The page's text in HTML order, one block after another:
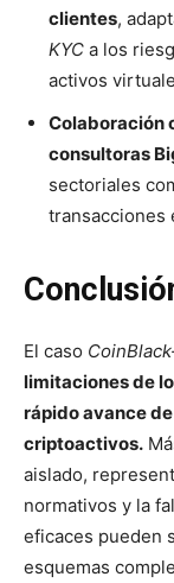
clientes,
KYC a los
activos
Colaboración
consultoras
sectoriales
transacciones
El caso
limitaciones de
rápido avance
criptoactivos.
aislado,
normativos y la
eficaces pueden
esquemas